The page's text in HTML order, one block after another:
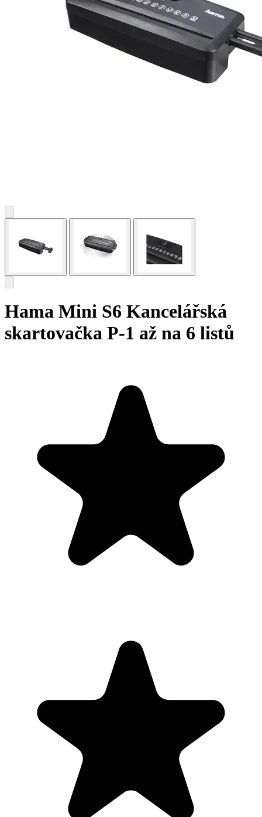
Hama Mini S6 Kancelářská
skartovačka P-1 až na 6 listů